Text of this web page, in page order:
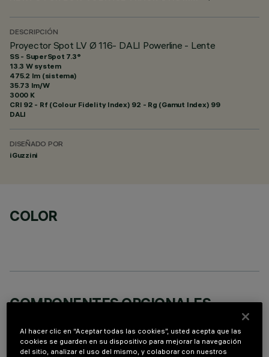
DESCRIPCIÓN
Proyector Spot LV Ø 116- DALI Powerline - Lente
SS - SuperSpot 7.3°
13.3 W system
475.2 lm (sistema)
35.73 lm/W
3000 K
CRI 92 - Rf (Colour Fidelity Index) 92 - Rg (Gamut Index) 99
DALI
DISEÑADO POR
iGuzzini
COLOR
COMPONENTES OPCIONALES
Al hacer clic en “Aceptar todas las cookies”, usted acepta que las
cookies se guarden en su dispositivo para mejorar la navegación
del sitio, analizar el uso del mismo, y colaborar con nuestros